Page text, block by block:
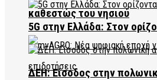
καθεστώς του νησιού
5G στην Ελλάδα: Στον
ΔΕΗ: Είσοδος στην